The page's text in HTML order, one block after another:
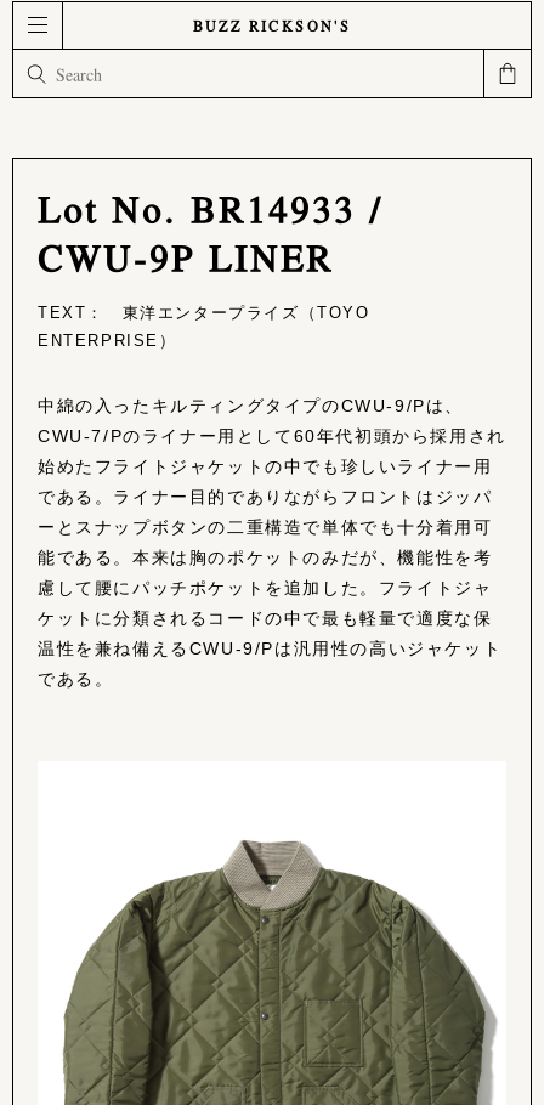
BUZZ RICKSON'S
Lot No. BR14933 /
CWU-9P LINER
TEXT： 東洋エンタープライズ（TOYO
ENTERPRISE）
中綿の入ったキルティングタイプのCWU-9/Pは、
CWU-7/Pのライナー用として60年代初頭から採用され
始めたフライトジャケットの中でも珍しいライナー用
である。ライナー目的でありながらフロントはジッパ
ーとスナップボタンの二重構造で単体でも十分着用可
能である。本来は胸のポケットのみだが、機能性を考
慮して腰にパッチポケットを追加した。フライトジャ
ケットに分類されるコードの中で最も軽量で適度な保
温性を兼ね備えるCWU-9/Pは汎用性の高いジャケット
である。